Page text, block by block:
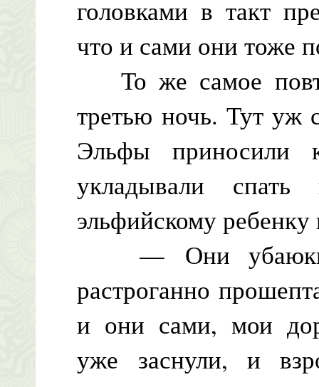
головками в такт
что и сами они тоже
То же самое
третью ночь. Тут уж
Эльфы
укладывали
эльфийскому ребенку
— Они
растроганно
и они сами, мои
уже заснули, и